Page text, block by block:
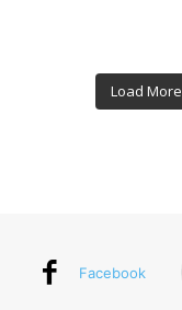
Load More
Facebook